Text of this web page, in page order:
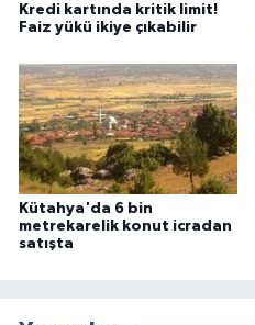
Kredi kartında kritik limit!
Faiz yükü ikiye çıkabilir
Kütahya'da 6 bin
metrekarelik konut icradan
satışta